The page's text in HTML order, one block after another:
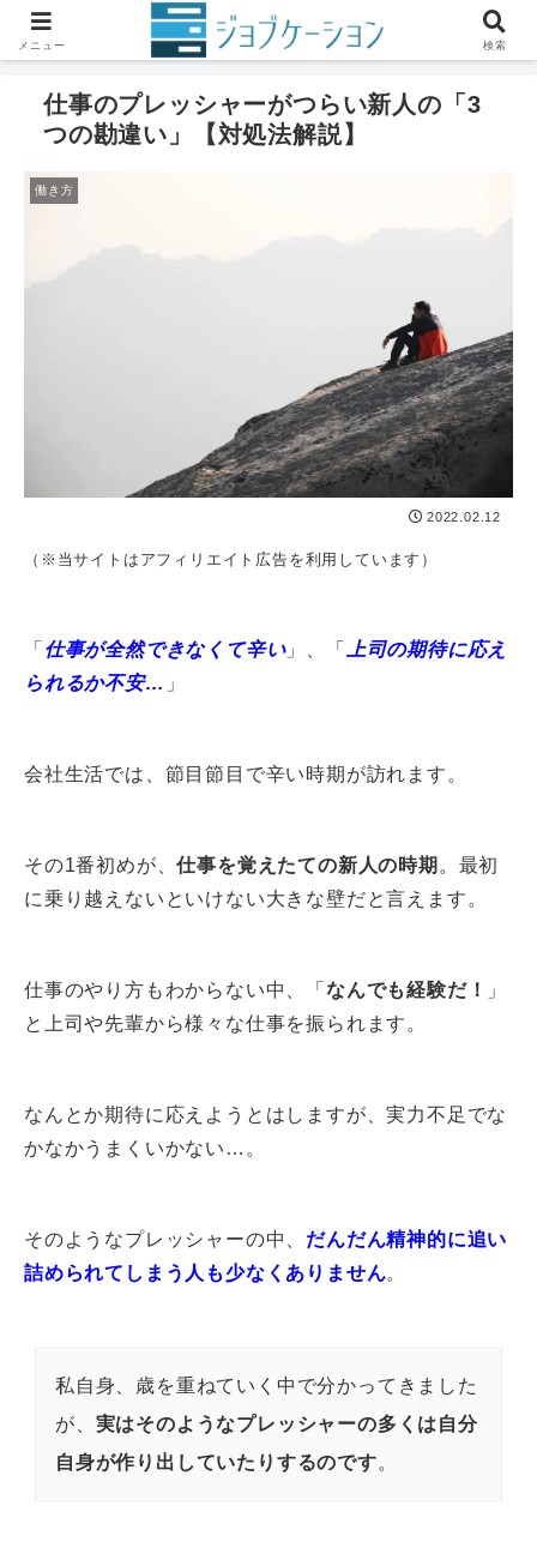
仕事の悩み 働き方
仕事のプレッシャーがつらい新人の「3
つの勘違い」【対処法解説】
働き方
2022.02.12
（※当サイトはアフィリエイト広告を利用しています）
「 仕事が全然できなくて辛い」、「
上司の期待に応え
られるか不安… 」
会社生活では、節目節目で辛い時期が訪れます。
その1番初めが、仕事を覚えたての新人の時期 。最初
に乗り越えないといけない大きな壁だと言えます。
仕事のやり方もわからない中、「 なんでも経験だ！
」
と上司や先輩から様々な仕事を振られます。
なんとか期待に応えようとはしますが、実力不足でな
かなかうまくいかない…。
そのようなプレッシャーの中、 だんだん精神的に追い
詰められてしまう人も少なくありません。
私自身、歳を重ねていく中で分かってきました
が、 実はそのようなプレッシャーの多くは自分
自身が作り出していたりするのです。
メニュー 検索